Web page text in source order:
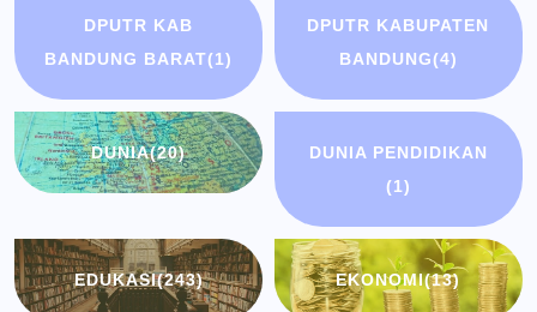
DPUTR KAB
BANDUNG BARAT(1)
DPUTR KABUPATEN
BANDUNG(4)
DUNIA(20)
DUNIA PENDIDIKAN
(1)
EDUKASI(243) EKONOMI(13)